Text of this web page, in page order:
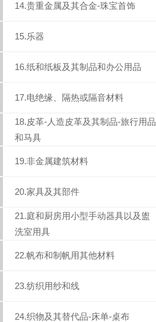
14.贵重金属及其合金-珠宝首饰
15.乐器
16.纸和纸板及其制品和办公用品
17.电绝缘、隔热或隔音材料
18.皮革-人造皮革及其制品-旅行用品
和马具
19.非金属建筑材料
20.家具及其部件
21.庭和厨房用小型手动器具以及盥
洗室用具
22.帆布和制帆用其他材料
23.纺织用纱和线
24.织物及其替代品-床单-桌布